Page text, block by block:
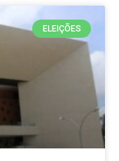
ELEIÇÕES